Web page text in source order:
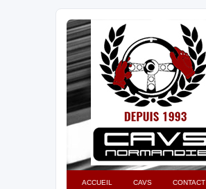
ACCUEIL CAVS CONTACT